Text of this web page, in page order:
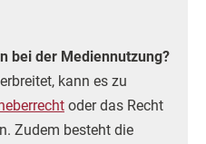
bei der Mediennutzung?
kann es zu
oder das Recht
Zudem besteht die